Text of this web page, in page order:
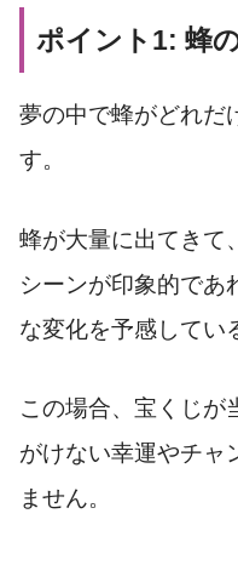
ポイント1: 蜂
夢の中で蜂がどれだ
す。
蜂が大量に出てきて
シーンが印象的であ
な変化を予感してい
この場合、宝くじが
がけない幸運やチャ
ません。